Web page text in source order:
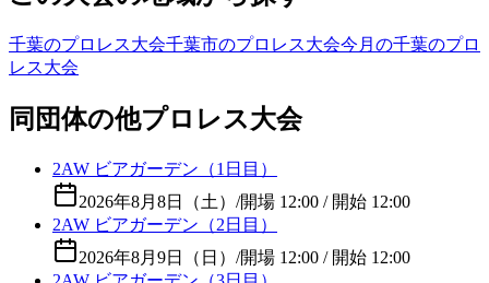
千葉のプロレス大会千葉市のプロレス大会今月の千葉のプロ
レス大会
同団体の他プロレス大会
2AW ビアガーデン（1日目）
2026年8月8日（土） /開場 12:00 / 開始 12:00
2AW ビアガーデン（2日目）
2026年8月9日（日） /開場 12:00 / 開始 12:00